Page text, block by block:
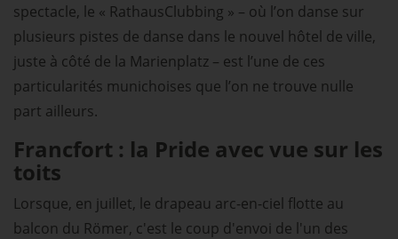
spectacle, le « RathausClubbing » – où l’on danse sur
plusieurs pistes de danse dans le nouvel hôtel de ville,
juste à côté de la Marienplatz – est l’une de ces
particularités munichoises que l’on ne trouve nulle
part ailleurs.
Francfort : la Pride avec vue sur les
toits
Lorsque, en juillet, le drapeau arc-en-ciel flotte au
balcon du Römer, c'est le coup d'envoi de l'un des